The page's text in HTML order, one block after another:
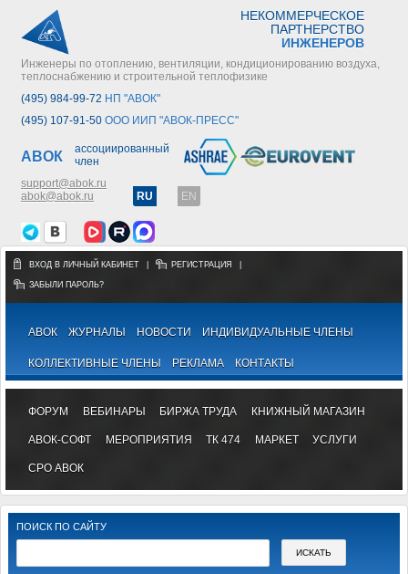
НЕКОММЕРЧЕСКОЕ
ПАРТНЕРСТВО
ИНЖЕНЕРОВ
Инженеры по отоплению, вентиляции, кондиционированию воздуха,
теплоснабжению и строительной теплофизике
(495) 984-99-72 НП "АВОК"
(495) 107-91-50 ООО ИИП "АВОК-ПРЕСС"
АВОК
ассоциированный
член
support@abok.ru
abok@abok.ru
RU EN
ВХОД В ЛИЧНЫЙ КАБИНЕТ РЕГИСТРАЦИЯ
ЗАБЫЛИ ПАРОЛЬ?
АВОК ЖУРНАЛЫ НОВОСТИ ИНДИВИДУАЛЬНЫЕ ЧЛЕНЫ
КОЛЛЕКТИВНЫЕ ЧЛЕНЫ РЕКЛАМА КОНТАКТЫ
ФОРУМ ВЕБИНАРЫ БИРЖА ТРУДА КНИЖНЫЙ МАГАЗИН
АВОК-СОФТ МЕРОПРИЯТИЯ ТК 474 МАРКЕТ УСЛУГИ
СРО АВОК
ПОИСК ПО САЙТУ